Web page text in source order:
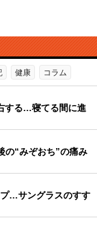
健康 コラム
する…寝てる間に進
の“みぞおち”の痛み
…サングラスのすす